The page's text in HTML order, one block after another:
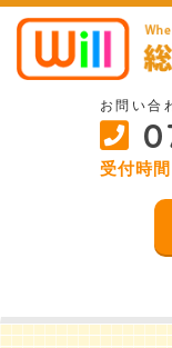
お問い合
受付時間